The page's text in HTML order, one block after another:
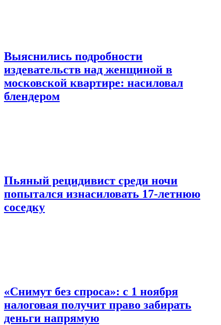
Выяснились подробности
издевательств над женщиной в
московской квартире: насиловал
блендером
Пьяный рецидивист среди ночи
попытался изнасиловать 17-летнюю
соседку
«Снимут без спроса»: с 1 ноября
налоговая получит право забирать
деньги напрямую